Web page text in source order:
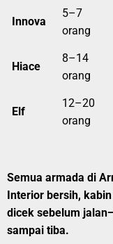
Innova
5–7
orang
Hiace
8–14
orang
Elf
12–20
orang
Semua armada di
Interior bersih,
dicek sebelum
sampai tiba.